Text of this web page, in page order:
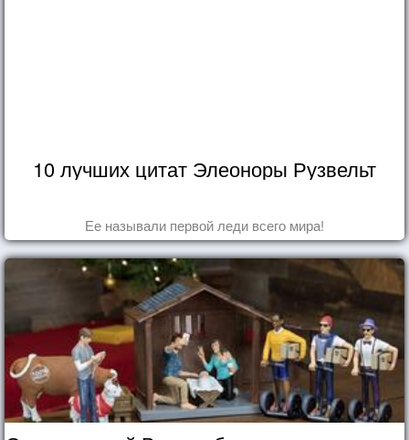
10 лучших цитат Элеоноры Рузвельт
Ее называли первой леди всего мира!